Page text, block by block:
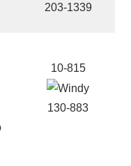
203-1339
10-815
130-883